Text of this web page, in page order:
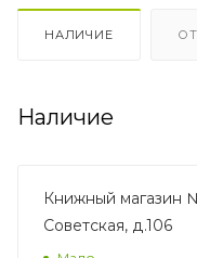
НАЛИЧИЕ
Наличие
Книжный магазин
Советская, д.106